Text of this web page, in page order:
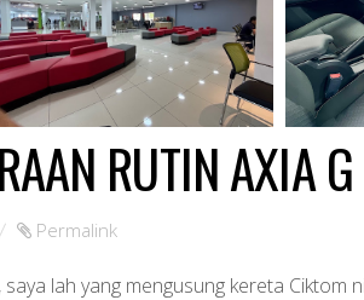
RUTIN AXIA
Permalink
saya lah yang mengusung kereta Ciktom